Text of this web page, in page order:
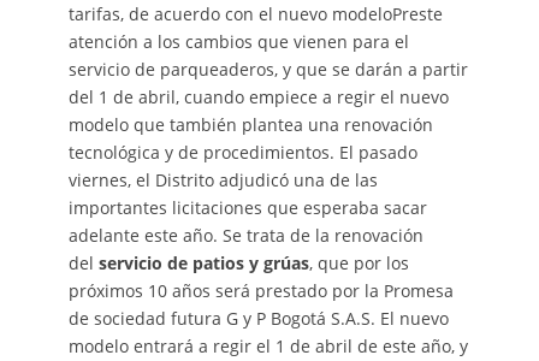
tarifas, de acuerdo con el nuevo modeloPreste
atención a los cambios que vienen para el
servicio de parqueaderos, y que se darán a partir
del 1 de abril, cuando empiece a regir el nuevo
modelo que también plantea una renovación
tecnológica y de procedimientos. El pasado
viernes, el Distrito adjudicó una de las
importantes licitaciones que esperaba sacar
adelante este año. Se trata de la renovación
del servicio de patios y grúas, que por los
próximos 10 años será prestado por la Promesa
de sociedad futura G y P Bogotá S.A.S. El nuevo
modelo entrará a regir el 1 de abril de este año, y